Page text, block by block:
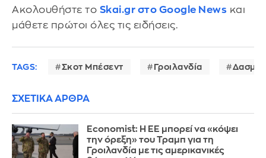
Ακολουθήστε το Skai.gr στο Google News και
μάθετε πρώτοι όλες τις ειδήσεις.
TAGS: Σκοτ Μπέσεντ Γροιλανδία
ΣΧΕΤΙΚΑ ΑΡΘΡΑ
Economist: Η ΕΕ μπορεί να «κόψει
την όρεξη» του Τραμπ για τη
Γροιλανδία με τις αμερικανικές